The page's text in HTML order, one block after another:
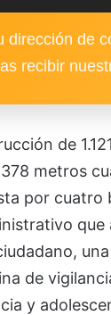
dirección de
recibir
de
metros
por cuatro
que
de
y